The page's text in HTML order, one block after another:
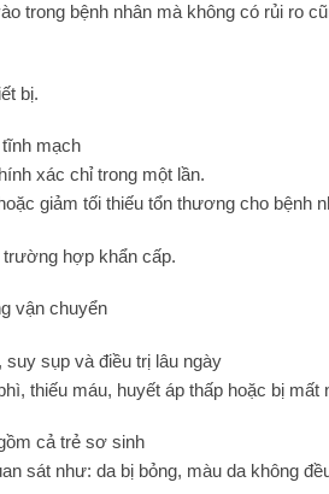
trong bệnh nhân mà không có rủi ro
bị.
mạch
xác chỉ trong một lần.
giảm tối thiếu tổn thương cho bệnh
hợp khẩn cấp.
vận chuyển
sụp và điều trị lâu ngày
thiếu máu, huyết áp thấp hoặc bị mất
cả trẻ sơ sinh
sát như: da bị bỏng, màu da không